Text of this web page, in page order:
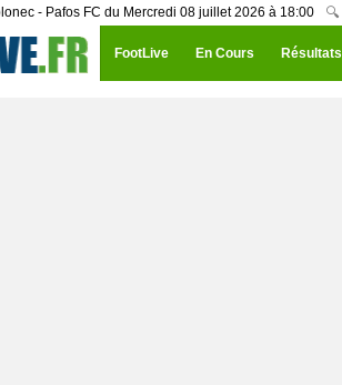
- Pafos FC du Mercredi 08 juillet 2026 à 18:00 🔍
FootLive En Cours Résultats